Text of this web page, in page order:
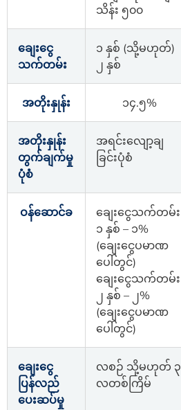
သိန်း ၅၀၀
ချေးငွေ
သက်တမ်း
၁ နှစ် (သို့မဟုတ်)
၂ နှစ်
အတိုးနှုန်း ၁၄.၅%
အတိုးနှုန်း
တွက်ချက်မှု
ပုံစံ
အရင်းလျော့ချ
ခြင်းပုံစံ
ဝန်ဆောင်ခ
ချေးငွေသက်တမ်း
၁ နှစ် – ၁%
(ချေးငွေပမာဏ
ပေါ်တွင်)
ချေးငွေသက်တမ်း
၂ နှစ် – ၂%
(ချေးငွေပမာဏ
ပေါ်တွင်)
ချေးငွေ
ပြန်လည်
ပေးဆပ်မှု
လစဉ် သို့မဟုတ် ၃
လတစ်ကြိမ်